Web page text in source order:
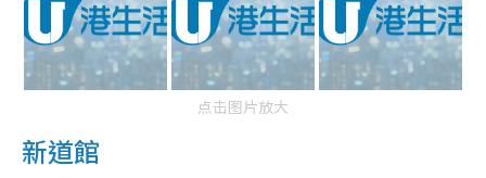
点击图片放大
新道館